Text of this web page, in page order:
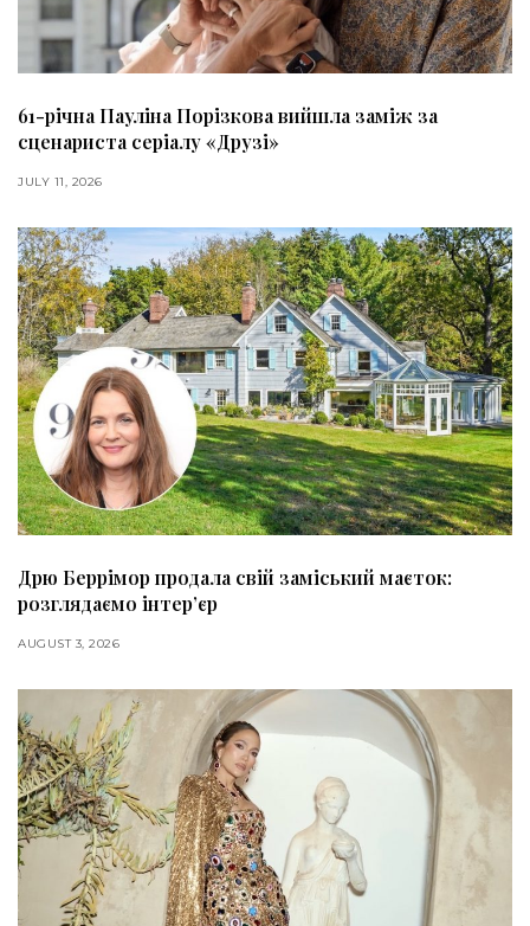
61-річна Пауліна Порізкова вийшла заміж за
сценариста серіалу «Друзі»
JULY 11, 2026
Дрю Беррімор продала свій заміський маєток:
розглядаємо інтер’єр
AUGUST 3, 2026